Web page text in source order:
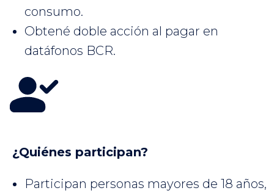
consumo.
Obtené doble acción al pagar en
datáfonos BCR.
¿Quiénes participan?
Participan personas mayores de 18 años,